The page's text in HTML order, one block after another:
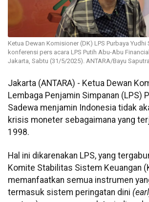
Ketua Dewan Komisioner (DK) LPS Purbaya Yudhi
konferensi pers acara LPS Putih Abu-Abu
Jakarta, Sabtu (31/5/2025). ANTARA/Bayu Saputra
Jakarta (ANTARA) - Ketua Dewan
Lembaga Penjamin Simpanan (LPS)
Sadewa menjamin Indonesia tidak
krisis moneter sebagaimana yang
1998.
Hal ini dikarenakan LPS, yang
Komite Stabilitas Sistem Keuangan
memanfaatkan semua instrumen
termasuk sistem peringatan dini